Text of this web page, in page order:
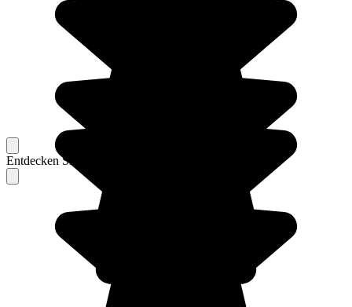
Entdecken Sie Berichte unserer erfahrenen Reisenden